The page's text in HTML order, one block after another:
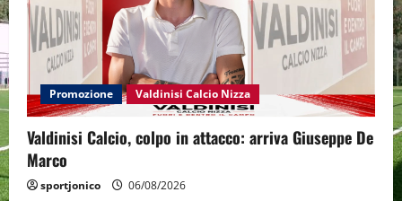
Promozione Valdinisi Calcio Nizza
Valdinisi Calcio, colpo in attacco: arriva Giuseppe De
Marco
sportjonico 06/08/2026